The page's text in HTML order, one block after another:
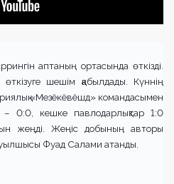
аптаның ортасында өткізді.
шешім қабылдады. Күннің
«Мезёкёвёшд» командасымен
0:0, кешке павлодарлықтар 1:0
жеңді. Жеңіс добының авторы
Фуад Салами атанды.